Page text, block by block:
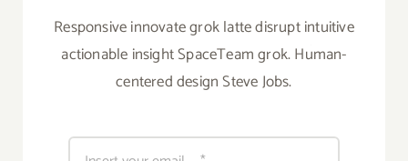
Responsive innovate grok latte disrupt intuitive
actionable insight SpaceTeam grok. Human-
centered design Steve Jobs.